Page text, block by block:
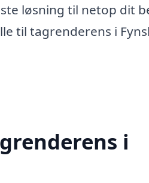
løsning til netop dit
til tagrenderens i
i